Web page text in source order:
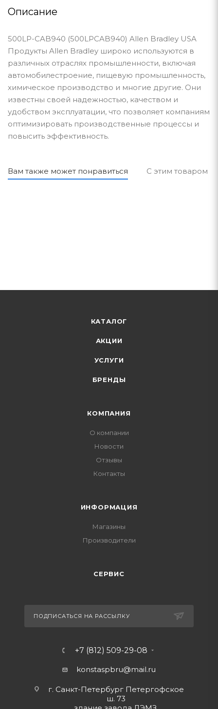
Описание
500LP-CAB940 (500LPCAB940) Allen Bradley USA
Продукты Allen Bradley широко используются в
различных отраслях промышленности, включая
автомобилестроение, пищевую промышленность,
химическое производство и многие другие. Они
известны своей надежностью, качеством и
удобством эксплуатации, что позволяет компаниям
оптимизировать производственные процессы и
повысить эффективность.
Вам также может понравиться С этим товаром
КАТАЛОГ
АКЦИИ
УСЛУГИ
БРЕНДЫ
КОМПАНИЯ
О компании
Новости
Отзывы
Контакты
ИНФОРМАЦИЯ
Магазины
Производители
СЕРВИС
ПОДПИСАТЬСЯ НА РАССЫЛКУ
+7 (812) 509-29-08
konstaspbru@mail.ru
г. Санкт-Петербург Петергофское
ш. 73